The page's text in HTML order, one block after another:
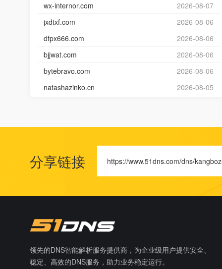
wx-internor.com
2026-08-07
jxdtxf.com
2026-08-06
dfpx666.com
2026-08-06
bjjwat.com
2026-08-06
bytebravo.com
2026-08-06
natashazinko.cn
2026-08-05
分享链接 https://www.51dns.com/dns/
领先的DNS智能解析服务提供商，为企业级用户提供安全、
稳定、高效的DNS服务，助力业务稳定运行。